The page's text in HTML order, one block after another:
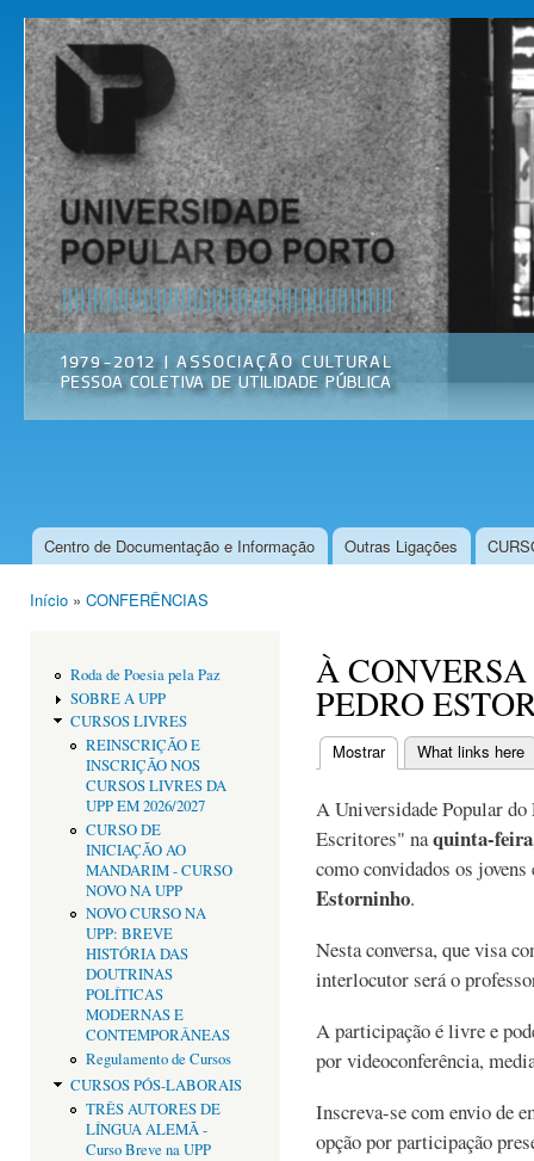
Universidade
Popular do
Porto
Associação
Cultural
Menu principal
Centro de Documentação e Informação Outras Ligações
Início » CONFERÊNCIAS
Roda de Poesia pela Paz
SOBRE A UPP
CURSOS LIVRES
REINSCRIÇÃO E
INSCRIÇÃO NOS
CURSOS LIVRES DA
UPP EM 2026/2027
CURSO DE
INICIAÇÃO AO
MANDARIM - CURSO
NOVO NA UPP
NOVO CURSO NA
UPP: BREVE
HISTÓRIA DAS
DOUTRINAS
POLÍTICAS
MODERNAS E
CONTEMPORÂNEAS
Regulamento de Cursos
CURSOS PÓS-LABORAIS
TRÊS AUTORES DE
LÍNGUA ALEMÃ -
Curso Breve na UPP
À
PEDRO
Separadores
Mostrar(separador ativo)
What links here
A Universidade Popular
Escritores" naquinta-
como convidados os
Estorninho.
Nesta conversa, que visa
interlocutor será o
A participação é livre e
por videoconferência,
Inscreva-se com envio de
opção por participação